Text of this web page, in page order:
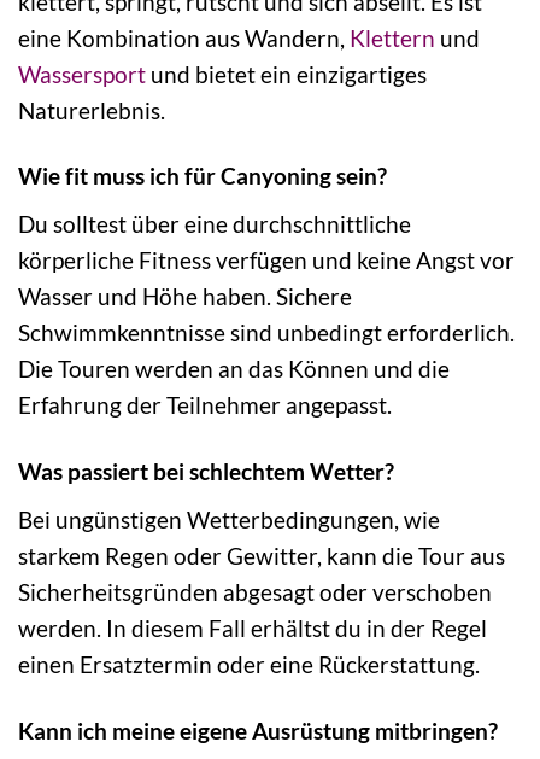
eine Kombination aus Wandern, Klettern und
Wassersport und bietet ein einzigartiges
Naturerlebnis.
Wie fit muss ich für Canyoning sein?
Du solltest über eine durchschnittliche
körperliche Fitness verfügen und keine Angst vor
Wasser und Höhe haben. Sichere
Schwimmkenntnisse sind unbedingt erforderlich.
Die Touren werden an das Können und die
Erfahrung der Teilnehmer angepasst.
Was passiert bei schlechtem Wetter?
Bei ungünstigen Wetterbedingungen, wie
starkem Regen oder Gewitter, kann die Tour aus
Sicherheitsgründen abgesagt oder verschoben
werden. In diesem Fall erhältst du in der Regel
einen Ersatztermin oder eine Rückerstattung.
Kann ich meine eigene Ausrüstung mitbringen?